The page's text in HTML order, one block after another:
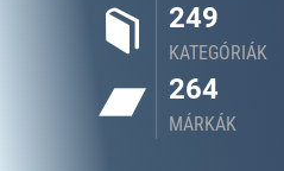
249
KATEGÓRIÁK
264
MÁRKÁK